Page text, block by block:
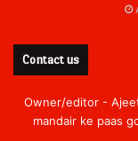
Contact us
Owner/editor -
mandair ke paas